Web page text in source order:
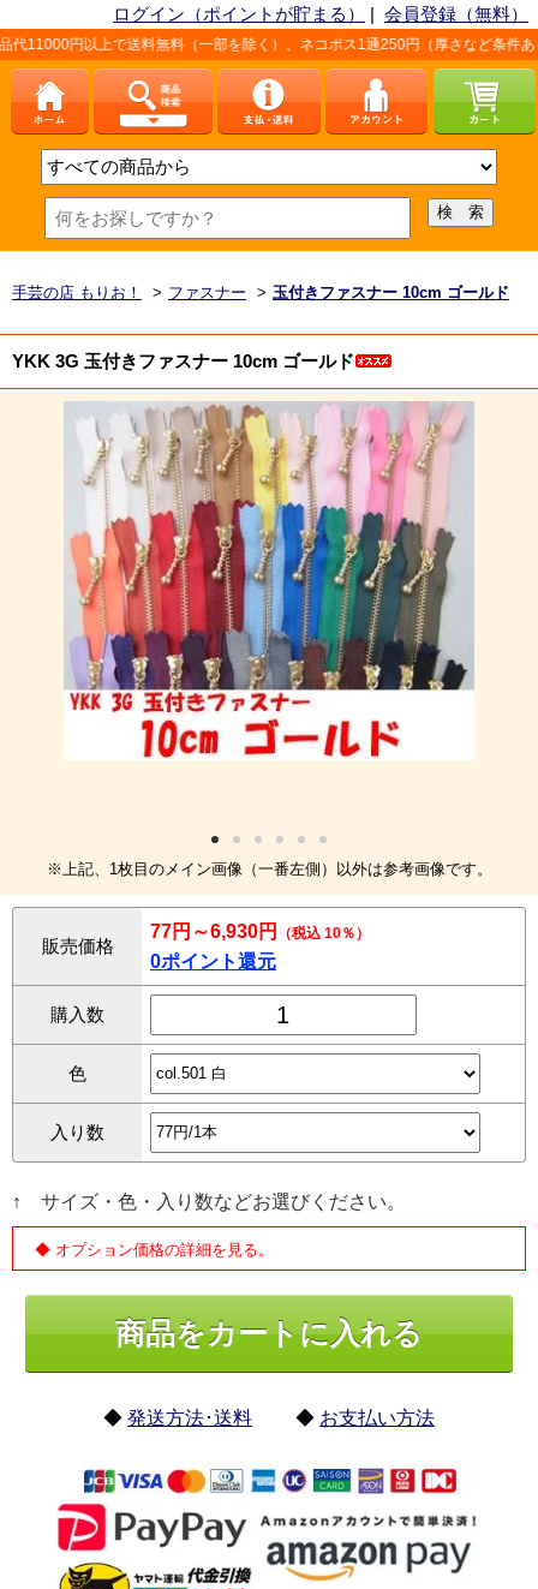
ログイン（ポイントが貯まる） | 会員登録（無料）
料無料（一部を除く）、ネコポス1通250円（厚さなど条件あり）。詳しくは、
手芸の店 もりお！ > ファスナー > 玉付きファスナー 10cm ゴールド
YKK 3G 玉付きファスナー 10cm ゴールド
※上記、1枚目のメイン画像（一番左側）以外は参考画像です。
販売価格
77円～6,930円 （税込 10％）
0ポイント還元
購入数
色
入り数
↑ サイズ・色・入り数などお選びください。
◆ オプション価格の詳細を見る。
◆ 発送方法･送料 ◆ お支払い方法